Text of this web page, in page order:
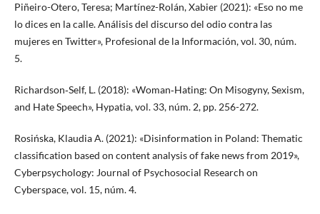
Piñeiro-Otero, Teresa; Martínez-Rolán, Xabier (2021): «Eso no me
lo dices en la calle. Análisis del discurso del odio contra las
mujeres en Twitter», Profesional de la Información, vol. 30, núm.
5.
Richardson‐Self, L. (2018): «Woman‐Hating: On Misogyny, Sexism,
and Hate Speech», Hypatia, vol. 33, núm. 2, pp. 256-272.
Rosińska, Klaudia A. (2021): «Disinformation in Poland: Thematic
classification based on content analysis of fake news from 2019»,
Cyberpsychology: Journal of Psychosocial Research on
Cyberspace, vol. 15, núm. 4.